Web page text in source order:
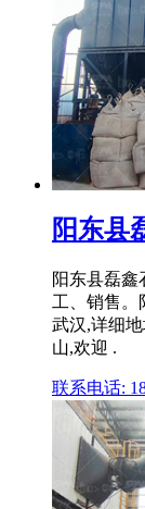
阳东县
阳东县磊鑫
工、销售。
武汉,详细
山,欢迎 .
联系电话: